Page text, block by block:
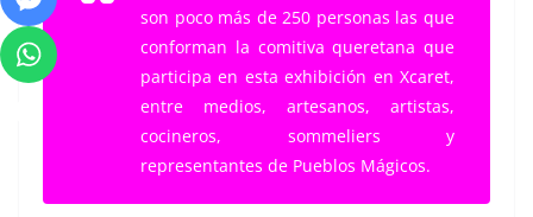
son poco más de 250 personas las que
conforman la comitiva queretana que
participa en esta exhibición en Xcaret,
entre medios, artesanos, artistas,
cocineros, sommeliers y
representantes de Pueblos Mágicos.